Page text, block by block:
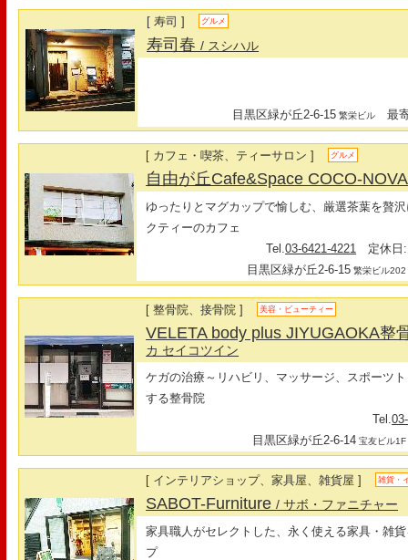
[ 寿司 ] グルメ
寿司春/ スシハル
目黒区緑が丘2-6-15 繁栄ビル 最
[ カフェ・喫茶、ティーサロン ] グルメ
自由が丘Cafe&Space COCO-
ゆったりとマグカップで愉しむ、厳選茶葉を贅
クティーのカフェ
Tel.03-6421-4221 定休日:
目黒区緑が丘2-6-15 繁栄ビル202
[ 整骨院、接骨院 ] 美容・ビューティー
VELETA body plus JIYUGAOKA整
カ セイコツイン
ケガの治療～リハビリ、マッサージ、スポーツ
する整骨院
Tel.
目黒区緑が丘2-6-14 宝友ビル1F
[ インテリアショップ、家具屋、雑貨屋 ] 雑貨・
SABOT-Furniture/ サボ・ファニチャー
家具職人がセレクトした、永く使える家具・雑
プ